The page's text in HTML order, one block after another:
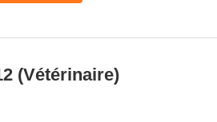
(Vétérinaire)